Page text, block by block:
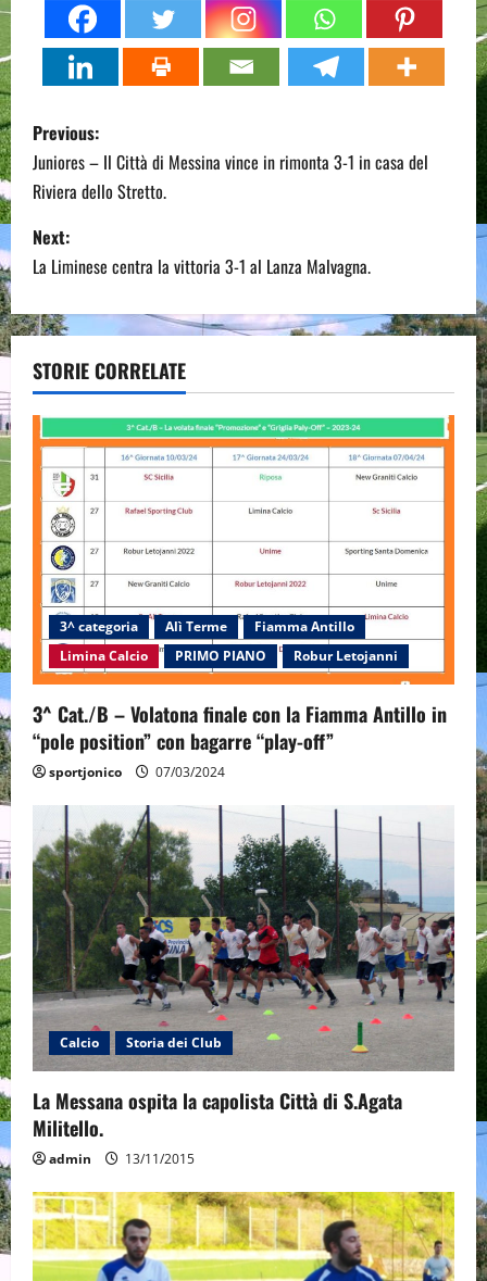
P
o
s
t
n
a
v
i
g
a
t
o
n
Previous:
Juniores – Il Città di Messina vince in rimonta 3-1 in casa del
Riviera dello Stretto.
Next:
La Liminese centra la vittoria 3-1 al Lanza Malvagna.
STORIE CORRELATE
3^ categoria Alì Terme
Fiamma Antillo
Limina Calcio
PRIMO PIANO Robur Letojanni
3^ Cat./B – Volatona finale con la Fiamma Antillo in
“pole position” con bagarre “play-off”
sportjonico 07/03/2024
Calcio Storia dei Club
La Messana ospita la capolista Città di S.Agata
Militello.
admin 13/11/2015